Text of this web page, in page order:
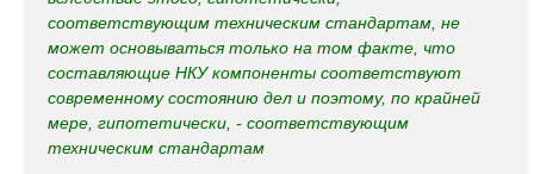
соответствующим техническим стандартам, не
может основываться только на том факте, что
составляющие НКУ компоненты соответствуют
современному состоянию дел и поэтому, по крайней
мере, гипотетически, - соответствующим
техническим стандартам